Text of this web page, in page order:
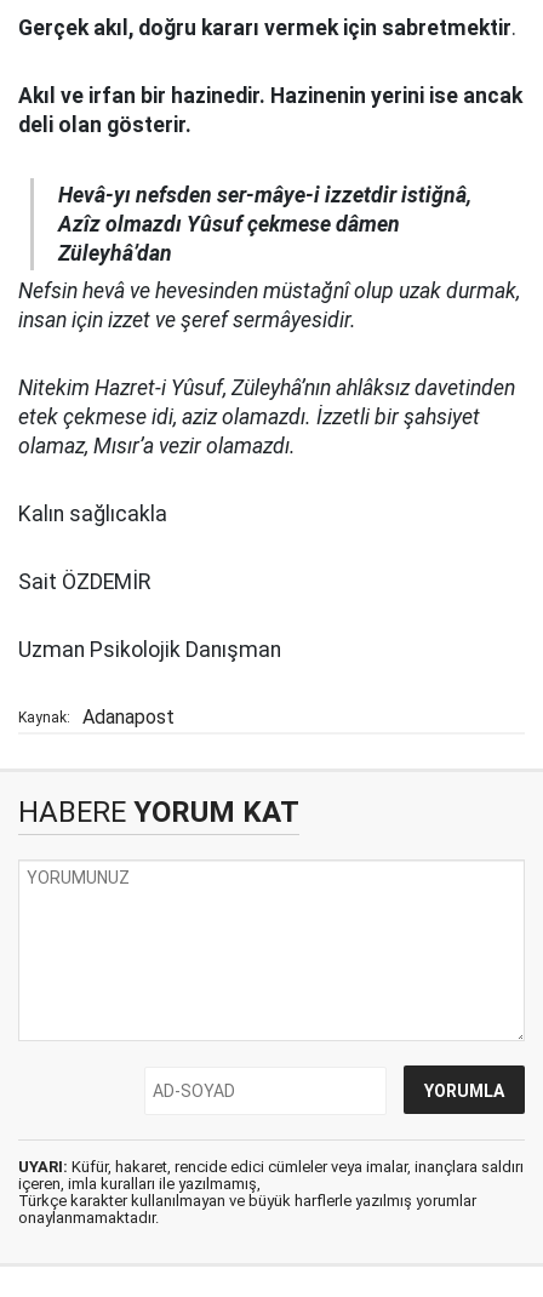
Gerçek akıl, doğru kararı vermek için sabretmektir.
Akıl ve irfan bir hazinedir. Hazinenin yerini ise ancak
deli olan gösterir.
Hevâ-yı nefsden ser-mâye-i izzetdir istiğnâ,
Azîz olmazdı Yûsuf çekmese dâmen
Züleyhâ’dan
Nefsin hevâ ve hevesinden müstağnî olup uzak durmak,
insan için izzet ve şeref sermâyesidir.
Nitekim Hazret-i Yûsuf, Züleyhâ’nın ahlâksız davetinden
etek çekmese idi, aziz olamazdı. İzzetli bir şahsiyet
olamaz, Mısır’a vezir olamazdı.
Kalın sağlıcakla
Sait ÖZDEMİR
Uzman Psikolojik Danışman
Kaynak: Adanapost
HABERE YORUM KAT
UYARI: Küfür, hakaret, rencide edici cümleler veya imalar, inançlara saldırı
içeren, imla kuralları ile yazılmamış,
Türkçe karakter kullanılmayan ve büyük harflerle yazılmış yorumlar
onaylanmamaktadır.